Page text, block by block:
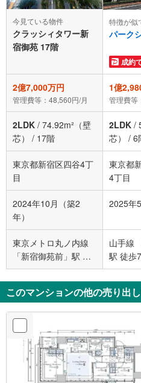
今見ている物件
クラッシィタワー新
宿御苑 17階
特徴が似
パーク
成約
2億7,000万円
管理費等：48,560円/月
1億
管理費等
2LDK / 74.92m²（壁
芯）
/ 17階
2LDK /
芯）
/ 6
東京都新宿区四谷4丁
目
東京都
4丁目
2024年10月（築2
年）
2025年
東京メトロ丸ノ内線
「新宿御苑前」駅 徒
歩4分
山手線
駅 徒歩
このマンションの他の売り出